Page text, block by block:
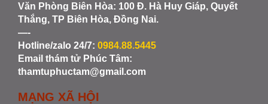
Văn Phòng Biên Hòa: 100 Đ. Hà Huy Giáp, Quyết
Thắng, TP Biên Hòa, Đồng Nai.
—-
Hotline/zalo 24/7: 0984.88.5445
Email thám tử Phúc Tâm:
thamtuphuctam@gmail.com
MẠNG XÃ HỘI